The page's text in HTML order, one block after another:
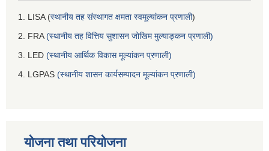
1. LISA (स्थानीय तह संस्थागत क्षमता स्वमूल्यांकन प्रणाली)
2. FRA(स्थानीय तह वित्तिय सुशासन जोखिम मुल्याङ्कन प्रणाली)
3. LED (स्थानीय आर्थिक विकास मूल्यांकन प्रणाली)
4. LGPAS (स्थानीय शासन कार्यसम्पादन मूल्यांकन प्रणाली)
योजना तथा परियोजना